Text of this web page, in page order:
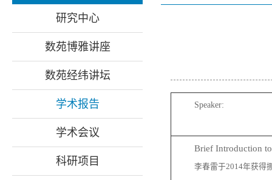
研究中心
数苑博雅讲座
数苑经纬讲坛
学术报告
学术会议
科研项目
Speaker:
Brief Introduction to
李春雷于2014年获得